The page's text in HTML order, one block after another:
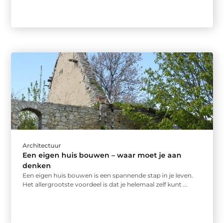
Architectuur
Een eigen huis bouwen – waar moet je aan
denken
Een eigen huis bouwen is een spannende stap in je leven.
Het allergrootste voordeel is dat je helemaal zelf kunt ...